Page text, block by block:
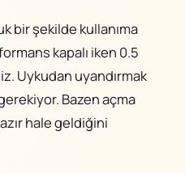
bir şekilde kullanıma
kapalı iken 0.5
Uykudan uyandırmak
Bazen açma
hale geldiğini